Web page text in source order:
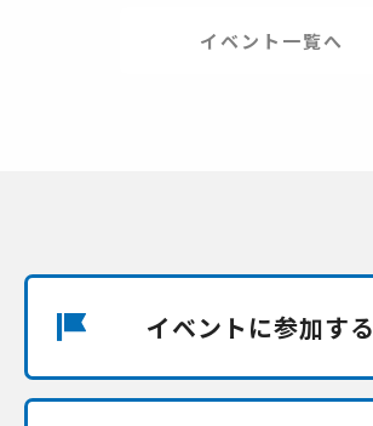
イベント一覧へ
イベントに参加する